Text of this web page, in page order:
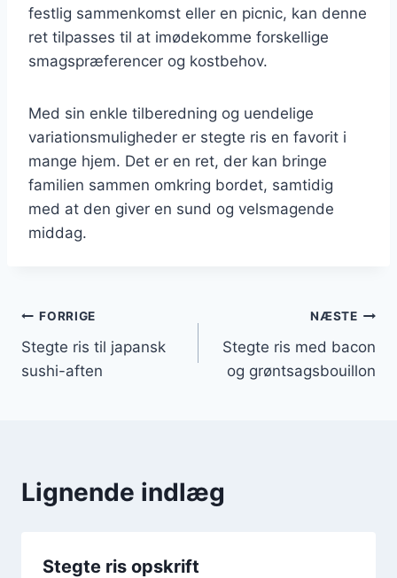
festlig sammenkomst eller en picnic, kan denne
ret tilpasses til at imødekomme forskellige
smagspræferencer og kostbehov.
Med sin enkle tilberedning og uendelige
variationsmuligheder er stegte ris en favorit i
mange hjem. Det er en ret, der kan bringe
familien sammen omkring bordet, samtidig
med at den giver en sund og velsmagende
middag.
Indlægsnavigation
FORRIGE
Stegte ris til japansk
sushi-aften
NÆSTE
Stegte ris med bacon
og grøntsagsbouillon
Lignende indlæg
Stegte ris opskrift